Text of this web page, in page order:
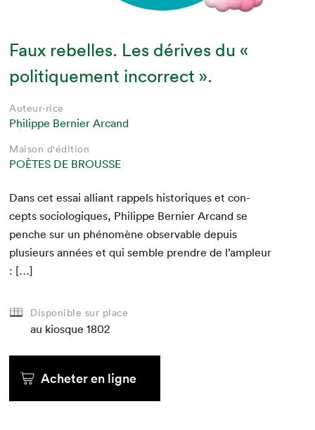
Faux rebelles. Les dérives du «
politiquement incorrect ».
Auteur·rice
Philippe Bernier Arcand
Maison d'édition
POÈTES DE BROUSSE
Dans cet essai alliant rap­pels his­toriques et con­
cepts soci­ologiques, Philippe Bernier Arcand se
penche sur un phénomène observ­able depuis
plusieurs années et qui sem­ble pren­dre de l’ampleur
: […]
Disponible sur place
au kiosque 1802
Acheter en ligne